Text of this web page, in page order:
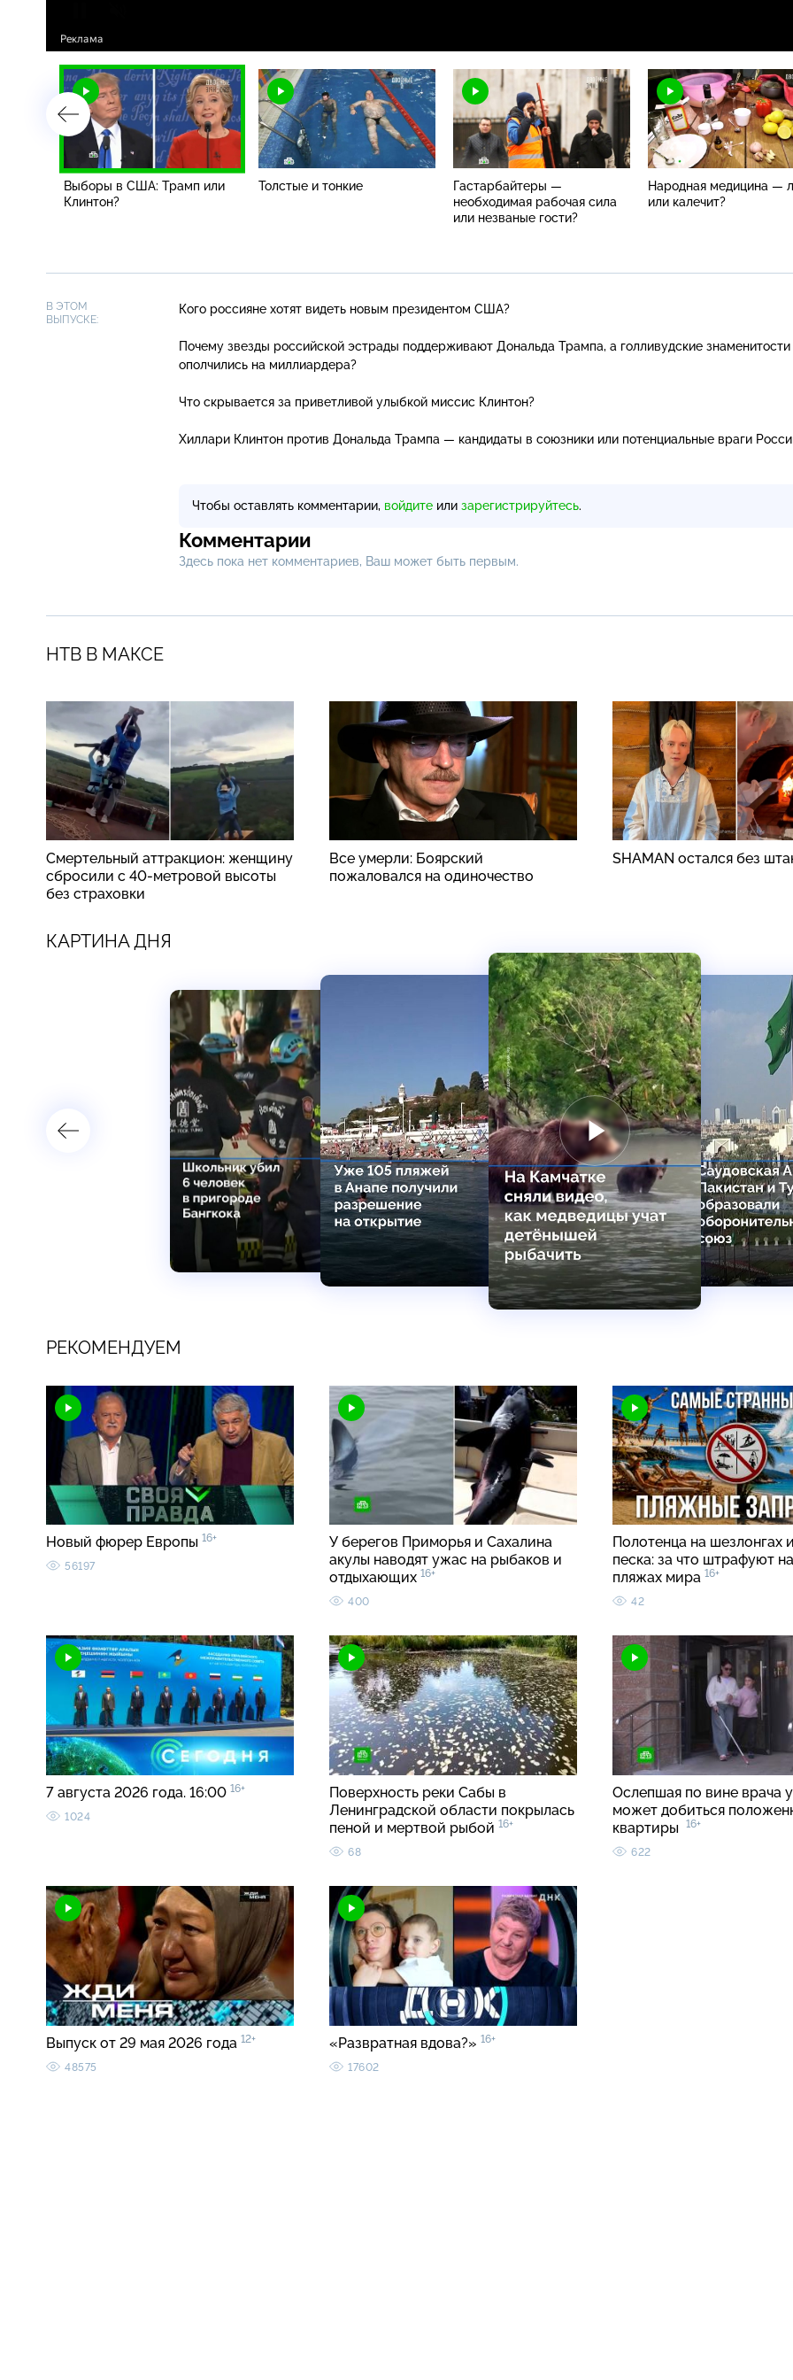
Выборы в США: Трамп или
Клинтон?
Толстые и тонкие
Гастарбайтеры —
необходимая рабочая сила
или незваные гости?
Народная медицина —
или калечит?
В ЭТОМ
ВЫПУСКЕ:
Кого россияне хотят видеть новым президентом США?
Почему звезды российской эстрады поддерживают Дональда Трампа, а голливудские знаменитости
ополчились на миллиардера?
Что скрывается за приветливой улыбкой миссис Клинтон?
Хиллари Клинтон против Дональда Трампа — кандидаты в союзники или потенциальные враги
Чтобы оставлять комментарии, войдите или зарегистрируйтесь.
Комментарии
Здесь пока нет комментариев, Ваш может быть первым.
НТВ В МАКСЕ
Смертельный аттракцион: женщину
сбросили с 40-метровой высоты
без страховки
Все умерли: Боярский
пожаловался на одиночество
SHAMAN остался без
КАРТИНА ДНЯ
РЕКОМЕНДУЕМ
Новый фюрер Европы 16+
56197
У берегов Приморья и Сахалина
акулы наводят ужас на рыбаков и
отдыхающих 16+
400
Полотенца на шезлонгах
песка: за что штрафуют
пляжах мира 16+
42
7 августа 2026 года. 16:00 16+
1024
Поверхность реки Сабы в
Ленинградской области покрылась
пеной и мертвой рыбой 16+
68
Ослепшая по вине врача
может добиться
квартиры
16+
622
Выпуск от 29 мая 2026 года 12+
48575
«Развратная вдова?» 16+
17602